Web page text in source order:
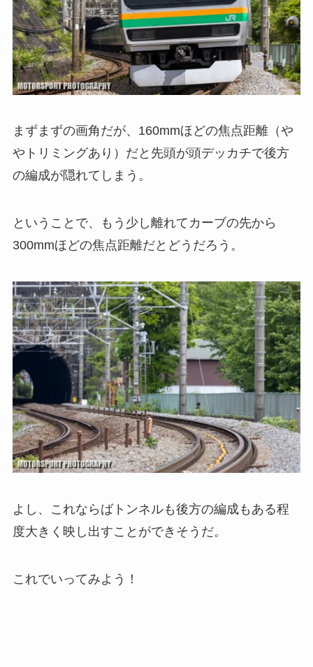
まずまずの画角だが、160mmほどの焦点距離（や
やトリミングあり）だと先頭が頭デッカチで後方
の編成が隠れてしまう。
ということで、もう少し離れてカーブの先から
300mmほどの焦点距離だとどうだろう。
よし、これならばトンネルも後方の編成もある程
度大きく映し出すことができそうだ。
これでいってみよう！